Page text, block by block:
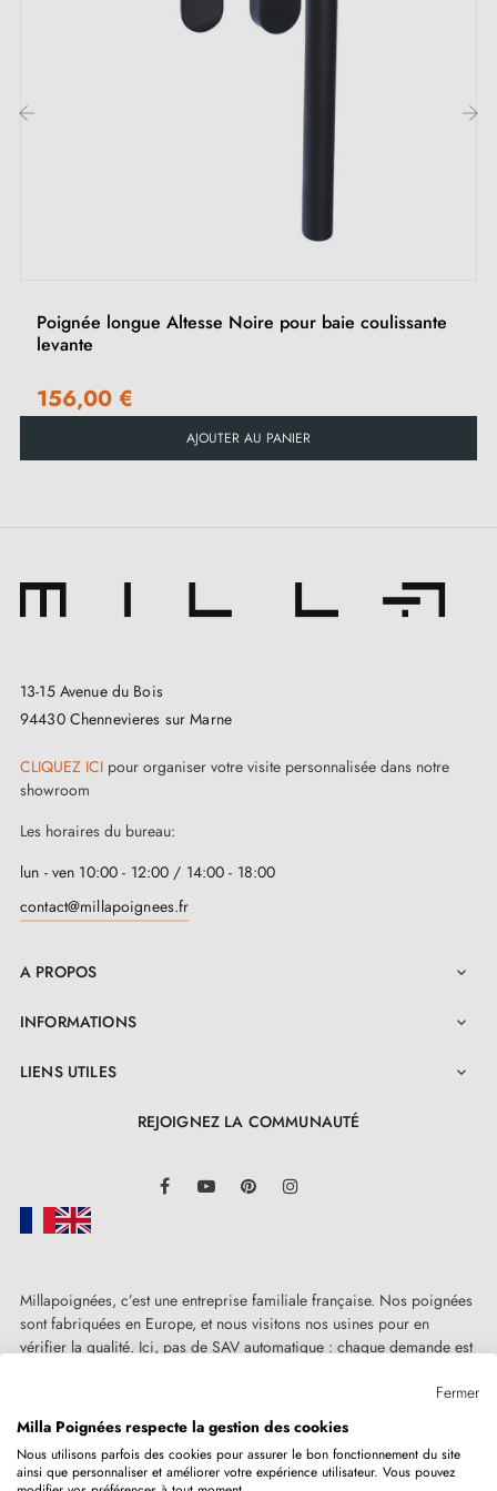
Conseils d'entretien
Pour préserver la qualité de vos poignées cuvettes
blanches Moon One, évitez l'humidité et les nettoyants
chimiques. Un nettoyage doux avec un chiffon humide
suivi d'un séchage immédiat est recommandé.
Poignée longue Altesse Noire pour baie coulissante
levante
156,00 €
AJOUTER AU PANIER
13-15 Avenue du Bois
94430 Chennevieres sur Marne
CLIQUEZ ICI pour organiser votre visite personnalisée dans notre
showroom
Les horaires du bureau:
lun - ven 10:00 - 12:00 / 14:00 - 18:00
contact@millapoignees.fr
A PROPOS 
INFORMATIONS 
LIENS UTILES 
REJOIGNEZ LA COMMUNAUTÉ
FacebookYouTube Pinterest
Millapoignées, c’est une entreprise familiale française. Nos poignées
sont fabriquées en Europe, et nous visitons nos usines pour en
vérifier la qualité. Ici, pas de SAV automatique : chaque demande est
Copyright © 2026MILLA POIGNEESTous droits réservés.
Fermer
Milla Poignées respecte la gestion des cookies
Nous utilisons parfois des cookies pour assurer le bon fonctionnement du site
ainsi que personnaliser et améliorer votre expérience utilisateur. Vous pouvez